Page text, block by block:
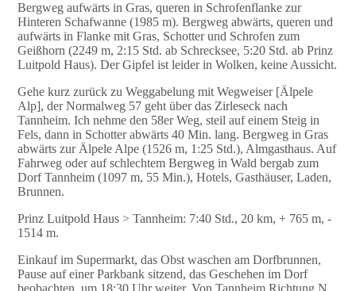
Bergweg aufwärts in Gras, queren in Schrofenflanke zur
Hinteren Schafwanne (1985 m). Bergweg abwärts, queren und
aufwärts in Flanke mit Gras, Schotter und Schrofen zum
Geißhorn (2249 m, 2:15 Std. ab Schrecksee, 5:20 Std. ab Prinz
Luitpold Haus). Der Gipfel ist leider in Wolken, keine Aussicht.
Gehe kurz zurück zu Weggabelung mit Wegweiser [Älpele
Alp], der Normalweg 57 geht über das Zirleseck nach
Tannheim. Ich nehme den 58er Weg, steil auf einem Steig in
Fels, dann in Schotter abwärts 40 Min. lang. Bergweg in Gras
abwärts zur Älpele Alpe (1526 m, 1:25 Std.), Almgasthaus. Auf
Fahrweg oder auf schlechtem Bergweg in Wald bergab zum
Dorf Tannheim (1097 m, 55 Min.), Hotels, Gasthäuser, Laden,
Brunnen.
Prinz Luitpold Haus > Tannheim: 7:40 Std., 20 km, + 765 m, -
1514 m.
Einkauf im Supermarkt, das Obst waschen am Dorfbrunnen,
Pause auf einer Parkbank sitzend, das Geschehen im Dorf